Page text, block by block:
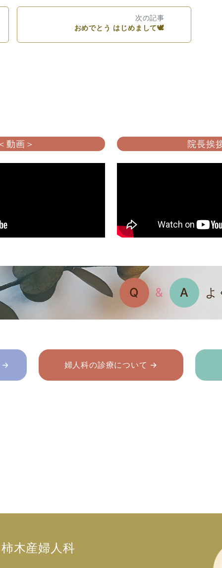
次の記事
おめでとう はじめまして🕊️
動画＞ 院長挨
Q & A よ
→ 婦人科の診療について →
柿木産婦人科